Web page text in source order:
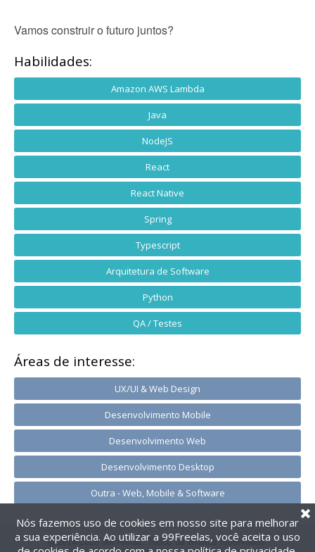
Vamos construir o futuro juntos?
Habilidades:
Amazon AWS Lambda
Java
NodeJS
React
React Native
Spring
Typescript
Arquitetura de Software
Python
QA / Testes
Áreas de interesse:
UX/UI & Web Design
Desenvolvimento Mobile
Desenvolvimento Web
Desenvolvimento Desktop
Outra - Web, Mobile & Software
@2014-2026 99Freelas. Todos os direitos reservados.
Nós fazemos uso de cookies em nosso site para melhorar
a sua experiência. Ao utilizar a 99Freelas, você aceita o uso